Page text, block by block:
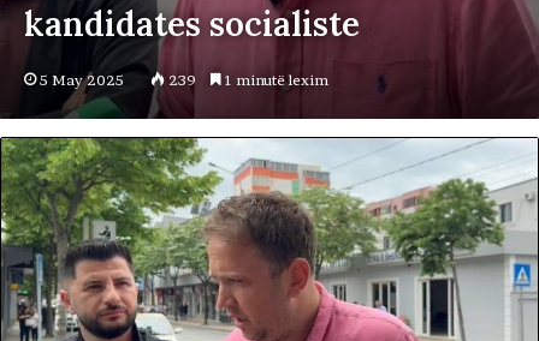
kandidates socialiste
5 May 2025 239 1 minutë lexim